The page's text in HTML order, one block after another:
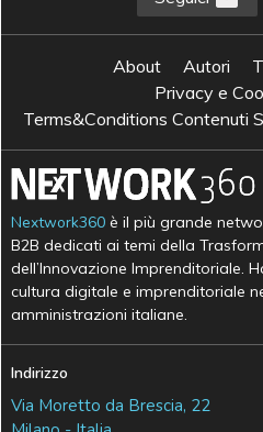
About Autori
Privacy e
Terms&Conditions Contenuti
Nextwork360 è il più grande
B2B dedicati ai temi della
dell’Innovazione Imprenditoriale.
cultura digitale e imprenditoriale
amministrazioni italiane.
Indirizzo
Via Moretto da Brescia, 22